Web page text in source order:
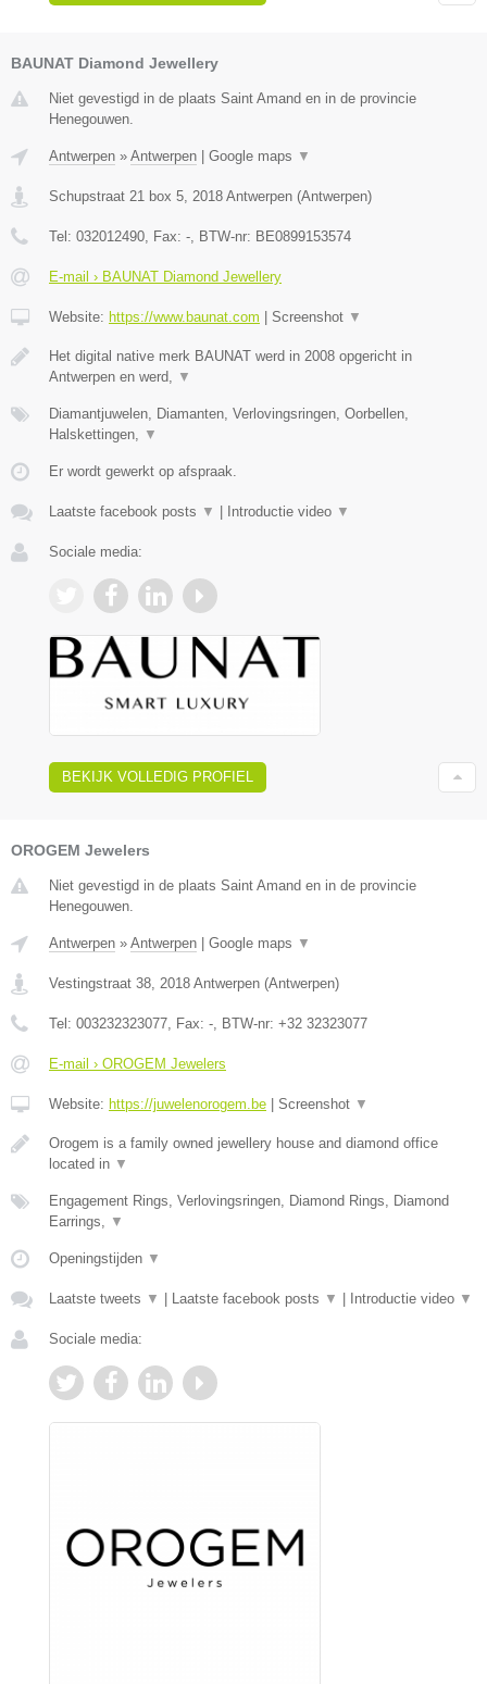
BAUNAT Diamond Jewellery
Niet gevestigd in de plaats Saint Amand en in de provincie
Henegouwen.
Antwerpen » Antwerpen Google maps ▼
Schupstraat 21 box 5 2018 Antwerpen (Antwerpen)
Tel: 032012490 , Fax: - , BTW-nr: BE0899153574
E-mail › BAUNAT Diamond Jewellery
Website: https://www.baunat.com Screenshot ▼
Het digital native merk BAUNAT werd in 2008 opgericht in
Antwerpen en werd,
▼
Diamantjuwelen, Diamanten, Verlovingsringen, Oorbellen,
Halskettingen,
▼
Er wordt gewerkt op afspraak.
Laatste facebook posts ▼ Introductie video ▼
Sociale media:
BEKIJK VOLLEDIG PROFIEL
OROGEM Jewelers
Niet gevestigd in de plaats Saint Amand en in de provincie
Henegouwen.
Antwerpen » Antwerpen Google maps ▼
Vestingstraat 38, 2018 Antwerpen (Antwerpen)
Tel: 003232323077, Fax: -, BTW-nr: +32 32323077
E-mail › OROGEM Jewelers
Website: https://juwelenorogem.be Screenshot ▼
Orogem is a family owned jewellery house and diamond office
located in ▼
Engagement Rings, Verlovingsringen, Diamond Rings, Diamond
Earrings, ▼
Openingstijden ▼
Laatste tweets ▼ Laatste facebook posts ▼ Introductie video ▼
Sociale media: